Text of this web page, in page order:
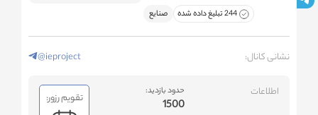
244 تبلیغ داده شده صنایع
نشانی کانال: @ieproject
اطلاعات حدود بازدید:
1500 تقویم رزور: